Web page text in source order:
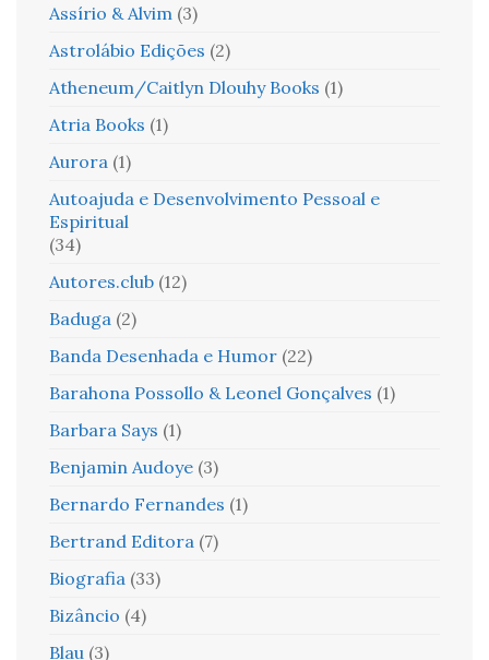
Assírio & Alvim (3)
Astrolábio Edições (2)
Atheneum/Caitlyn Dlouhy Books (1)
Atria Books (1)
Aurora (1)
Autoajuda e Desenvolvimento Pessoal e
Espiritual
(34)
Autores.club (12)
Baduga (2)
Banda Desenhada e Humor (22)
Barahona Possollo & Leonel Gonçalves (1)
Barbara Says (1)
Benjamin Audoye (3)
Bernardo Fernandes (1)
Bertrand Editora (7)
Biografia (33)
Bizâncio (4)
Blau (3)